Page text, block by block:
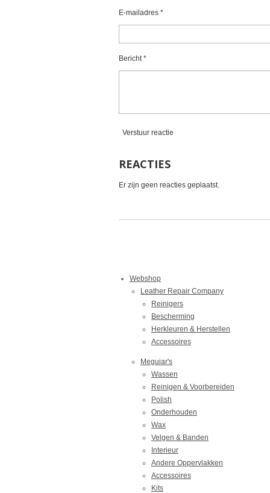
t
e
n
e e
E-mailadres *
Bericht *
Verstuur reactie
REACTIES
Er zijn geen reacties geplaatst.
Webshop
Leather Repair Company
Reinigers
Bescherming
Herkleuren & Herstellen
Accessoires
Meguiar's
Wassen
Reinigen & Voorbereiden
Polish
Onderhouden
Wax
Velgen & Banden
Interieur
Andere Oppervlakken
Accessoires
Kits